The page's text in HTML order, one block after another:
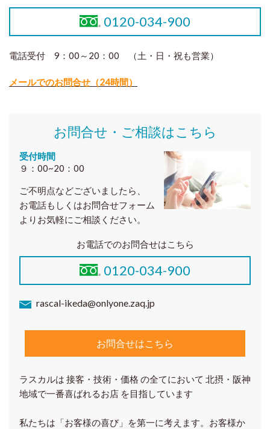
0120-034-900
電話受付 9：00～20：00 （土・日・祝も営業）
メールでのお問合せ（24時間）
お問合せ・ご相談はこちら
受付時間
９：00~20：00
ご不明点などございましたら、
お電話もしくはお問合せフォーム
よりお気軽にご相談ください。
お電話でのお問合せはこちら
0120-034-900
rascal-ikeda@onlyone.zaq.jp
お問合せはこちら
ラスカルは 接客・技術・価格 の全てにおいて 北摂・阪神
地域で一番喜ばれるお店 を目指しています
私たちは「お客様の喜び」を第一に考えます。お客様か